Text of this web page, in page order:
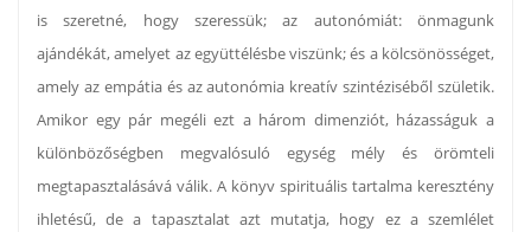
is szeretné, hogy szeressük; az autonómiát: önmagunk
ajándékát, amelyet az együttélésbe viszünk; és a kölcsönösséget,
amely az empátia és az autonómia kreatív szintéziséből születik.
Amikor egy pár megéli ezt a három dimenziót, házasságuk a
különbözőségben megvalósuló egység mély és örömteli
megtapasztalásává válik. A könyv spirituális tartalma keresztény
ihletésű, de a tapasztalat azt mutatja, hogy ez a szemlélet